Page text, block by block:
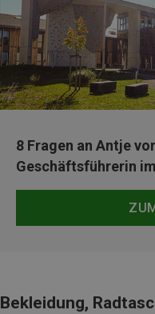
8 Fragen an Antje
Geschäftsführerin
Bekleidung,